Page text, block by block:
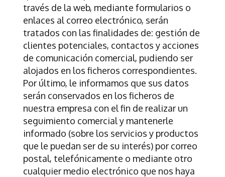
través de la web, mediante formularios o
enlaces al correo electrónico, serán
tratados con las finalidades de: gestión de
clientes potenciales, contactos y acciones
de comunicación comercial, pudiendo ser
alojados en los ficheros correspondientes.
Por último, le informamos que sus datos
serán conservados en los ficheros de
nuestra empresa con el fin de realizar un
seguimiento comercial y mantenerle
informado (sobre los servicios y productos
que le puedan ser de su interés) por correo
postal, telefónicamente o mediante otro
cualquier medio electrónico que nos haya